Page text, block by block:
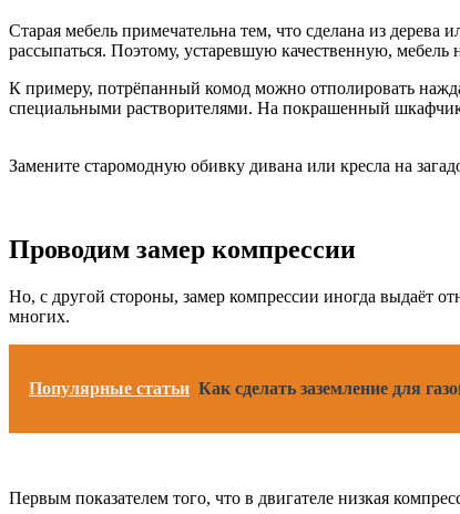
Старая мебель примечательна тем, что сделана из
рассыпаться. Поэтому, устаревшую качественную, мебель
К примеру, потрёпанный комод можно отполировать
специальными растворителями. На покрашенный
Замените старомодную обивку дивана или кресла на
Проводим замер компрессии
Но, с другой стороны, замер компрессии иногда выдаёт
многих.
Популярные статьи Как сделать заземление для
Первым показателем того, что в двигателе низкая